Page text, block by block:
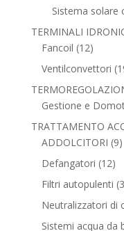
Sistema solare
TERMINALI
Fancoil 1212
Ventilconvettori
Gestione e
TRATTAMENTO
ADDOLCITORI 99
Defangatori 1212
Filtri autopulenti 3
Neutralizzatori di
Sistemi acqua da